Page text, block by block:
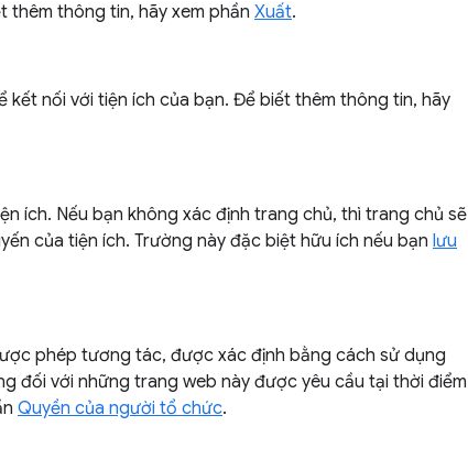
thêm thông tin, hãy xem phần Xuất.
nối với tiện ích của bạn. Để biết thêm thông tin, hãy
ích. Nếu bạn không xác định trang chủ, thì trang chủ sẽ
của tiện ích. Trường này đặc biệt hữu ích nếu bạn lưu
phép tương tác, được xác định bằng cách sử dụng
đối với những trang web này được yêu cầu tại thời điểm
Quyền của người tổ chức.